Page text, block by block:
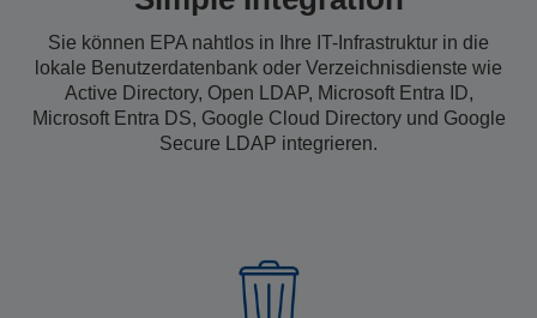
Sie können EPA nahtlos in Ihre IT-Infrastruktur in die
lokale Benutzerdatenbank oder Verzeichnisdienste wie
Active Directory, Open LDAP, Microsoft Entra ID,
Microsoft Entra DS, Google Cloud Directory und Google
Secure LDAP integrieren.